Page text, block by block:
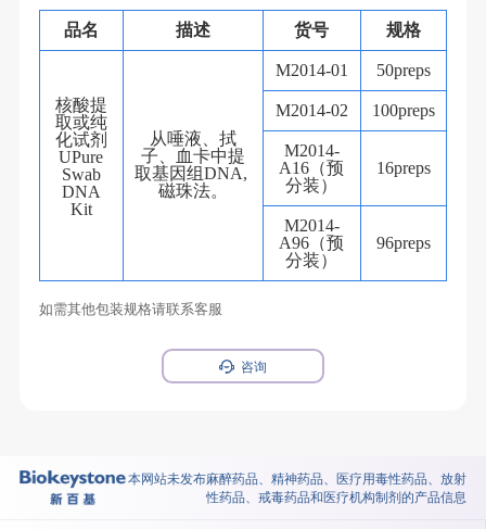
品名 描述 货号 规格
核酸提
取或纯
化试剂
UPure
Swab
DNA
Kit
从唾液、拭
子、血卡中提
取基因组DNA,
磁珠法。
M2014-01 50preps
M2014-02 100preps
M2014-
A16（预
分装）
16preps
M2014-
A96（预
分装）
96preps
如需其他包装规格请联系客服
咨询
本网站未发布麻醉药品、精神药品、医疗用毒性药品、放射
性药品、戒毒药品和医疗机构制剂的产品信息